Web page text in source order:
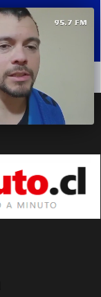
ECONOMÍA